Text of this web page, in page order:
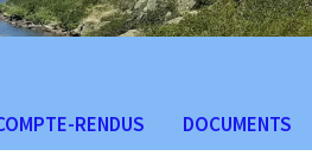
RENDUS DOCUMENTS